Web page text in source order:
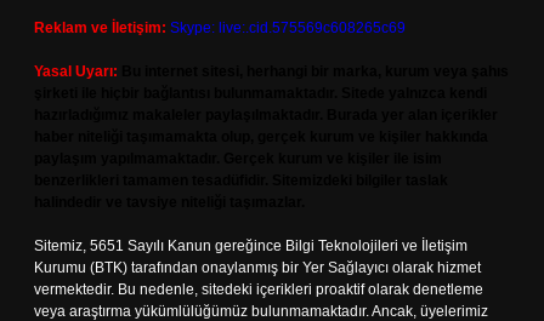
Reklam ve İletişim: Skype: live:.cid.575569c608265c69
Yasal Uyarı:
Sitemiz, 5651 Sayılı Kanun gereğince Bilgi Teknolojileri ve İletişim
Kurumu (BTK) tarafından onaylanmış bir Yer Sağlayıcı olarak hizmet
vermektedir. Bu nedenle, sitedeki içerikleri proaktif olarak denetleme
veya araştırma yükümlülüğümüz bulunmamaktadır. Ancak, üyelerimiz